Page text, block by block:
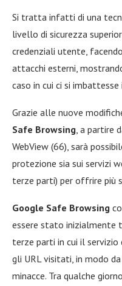
Si tratta infatti di una
livello di sicurezza
credenziali utente,
attacchi esterni,
caso in cui ci si
Grazie alle nuove
Safe Browsing, a partire
WebView (66), sarà
protezione sia sui servizi
terze parti) per offrire più
Google Safe Browsing
essere stato inizialmente
terze parti in cui il
gli URL visitati, in modo
minacce. Tra qualche